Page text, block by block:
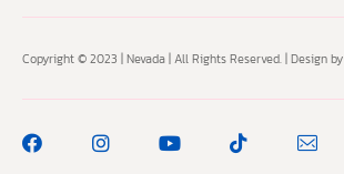
Copyright © 2023 | Nevada | All Rights Reserved. | Design by